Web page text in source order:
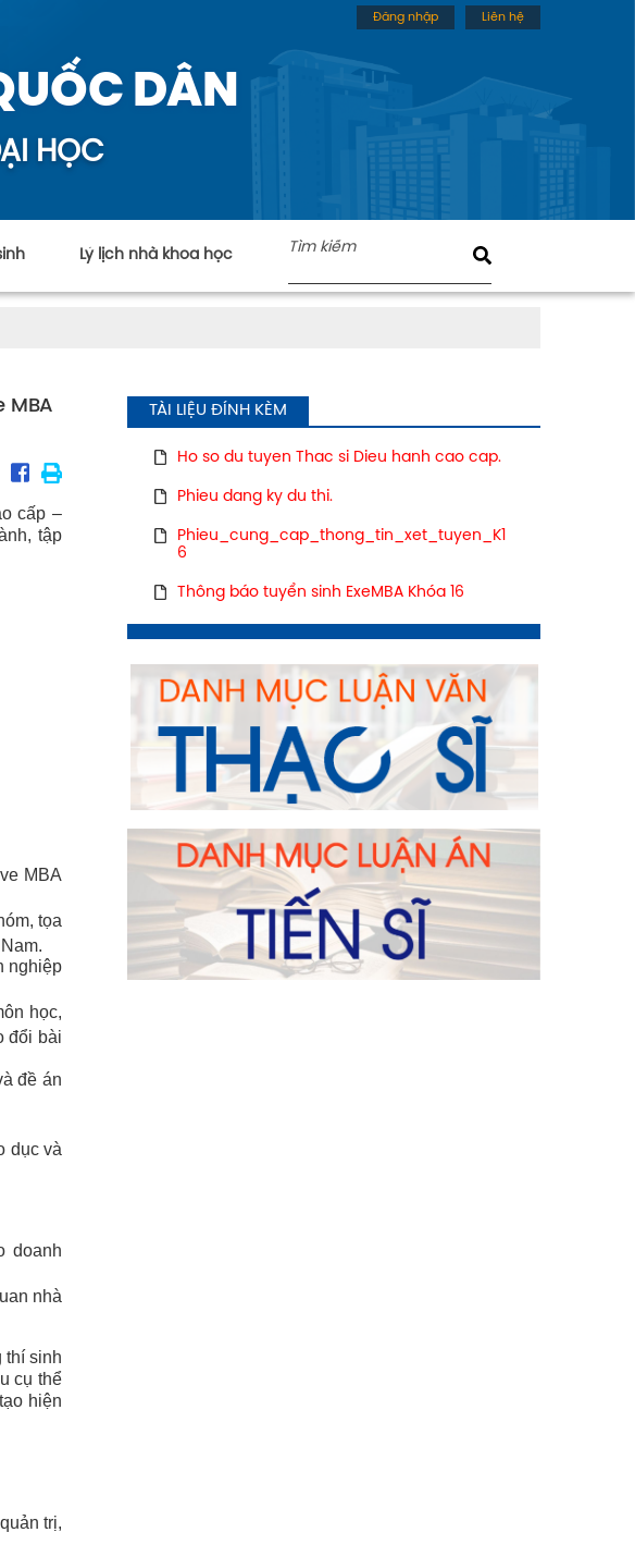
DÂN
HỌC
Đăng nhập Liên hệ
Lý lịch nhà khoa học
cấp –
tập
MBA
tọa
nghiệp
học,
đổi bài
đề án
dục và
doanh
nhà
thí sinh
cụ thể
hiện
trị,
TÀI LIỆU ĐÍNH KÈM
Ho so du tuyen Thac si Dieu hanh cao cap.
Phieu dang ky du thi.
Phieu_cung_cap_thong_tin_xet_tuyen_K1
6
Thông báo tuyển sinh ExeMBA Khóa 16